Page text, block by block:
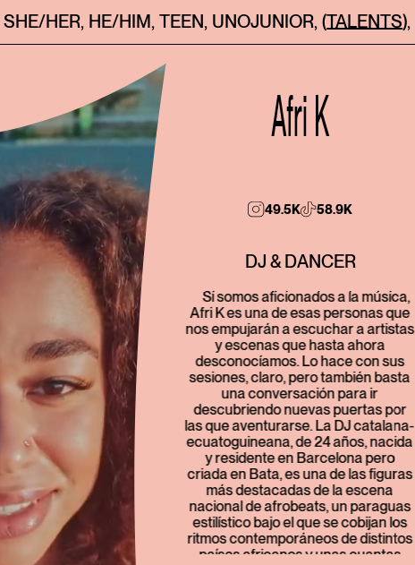
SHE/HER, HE/HIM, TEEN, UNOJUNIOR, (TALENTS),
Afri K
49.5K 58.9K
DJ & DANCER
Si somos aficionados a la música,
Afri K es una de esas personas que
nos empujarán a escuchar a artistas
y escenas que hasta ahora
desconocíamos. Lo hace con sus
sesiones, claro, pero también basta
una conversación para ir
descubriendo nuevas puertas por
las que aventurarse. La DJ catalana-
ecuatoguineana, de 24 años, nacida
y residente en Barcelona pero
criada en Bata, es una de las figuras
más destacadas de la escena
nacional de afrobeats, un paraguas
estilístico bajo el que se cobijan los
ritmos contemporáneos de distintos
países africanos y unas cuantas